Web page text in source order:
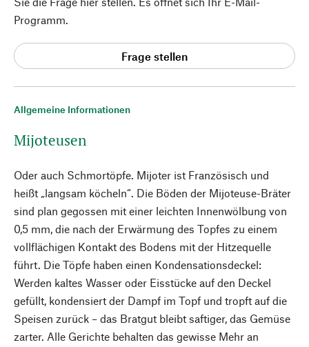
Allgemeine Informationen
Mijoteusen
Oder auch Schmortöpfe. Mijoter ist Französisch und
heißt „langsam köcheln“. Die Böden der Mijoteuse-Bräter
sind plan gegossen mit einer leichten Innenwölbung von
0,5 mm, die nach der Erwärmung des Topfes zu einem
vollflächigen Kontakt des Bodens mit der Hitzequelle
führt. Die Töpfe haben einen Kondensationsdeckel:
Werden kaltes Wasser oder Eisstücke auf den Deckel
gefüllt, kondensiert der Dampf im Topf und tropft auf die
Speisen zurück – das Bratgut bleibt saftiger, das Gemüse
zarter. Alle Gerichte behalten das gewisse Mehr an
Programm.
Frage stellen